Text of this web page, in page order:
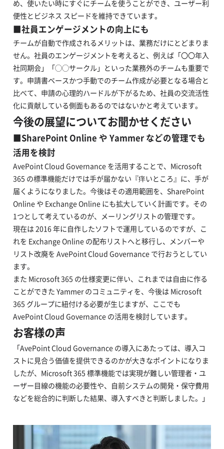
め、使いたい時にすぐにチームを使うことができ、ユーザー利
便性とビジネス スピードを維持できています。
■社員エンゲージメントの向上にも
チームが自動で作成されるメリットは、業務だけにとどまりま
せん。社員のエンゲージメントを考えると、例えば「〇〇年入
社同期会」「◯◯サークル」といった業務外のチームも重要で
す。申請書ベースかつ手動でのチーム作成が必要となる場合と
比べて、申請の心理的ハードルが下がるため、社員の交流活性
化に貢献している側面もあるのではないかと考えています。
今後の展望についてお聞かせください
■SharePoint Online や Yammer などの管理でも
活用を検討
AvePoint Cloud Governance を活用することで、Microsoft
365 の標準機能だけでは手が届かない『痒いところ』に、手が
届くようになりました。今後はその適用範囲を、SharePoint
Online や Exchange Online にも拡大していく計画です。その
1つとして考えているのが、メーリングリストの管理です。
現在は 2016 年に自作したソフトで運用しているのですが、こ
れを Exchange Online の配布リストへと移行し、メンバーや
リスト改廃を AvePoint Cloud Governance で行おうとしてい
ます。
また Microsoft 365 の仕様変更に伴い、これまでは自由に作る
ことができた Yammer のコミュニティを、今後は Microsoft
365 グループに紐付ける必要が生じますが、ここでも
AvePoint Cloud Governance の活用を検討しています。
お客様の声
「AvePoint Cloud Governance の導入にあたっては、導入コ
ストに見合う価値を提供できるのかが大きなポイントになりま
したが、Microsoft 365 標準機能では実現が難しい管理者・ユ
ーザー目線の機能の必要性や、自前システムの開発・保守費用
などを総合的に判断した結果、導入すべきと判断しました。」